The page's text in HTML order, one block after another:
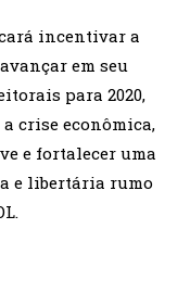
incentivar a
em seu
para 2020,
crise econômica,
e fortalecer uma
e libertária rumo